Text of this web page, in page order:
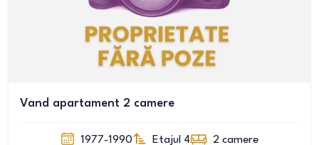
Vand apartament 2 camere
1977-1990 Etajul 4 2 camere